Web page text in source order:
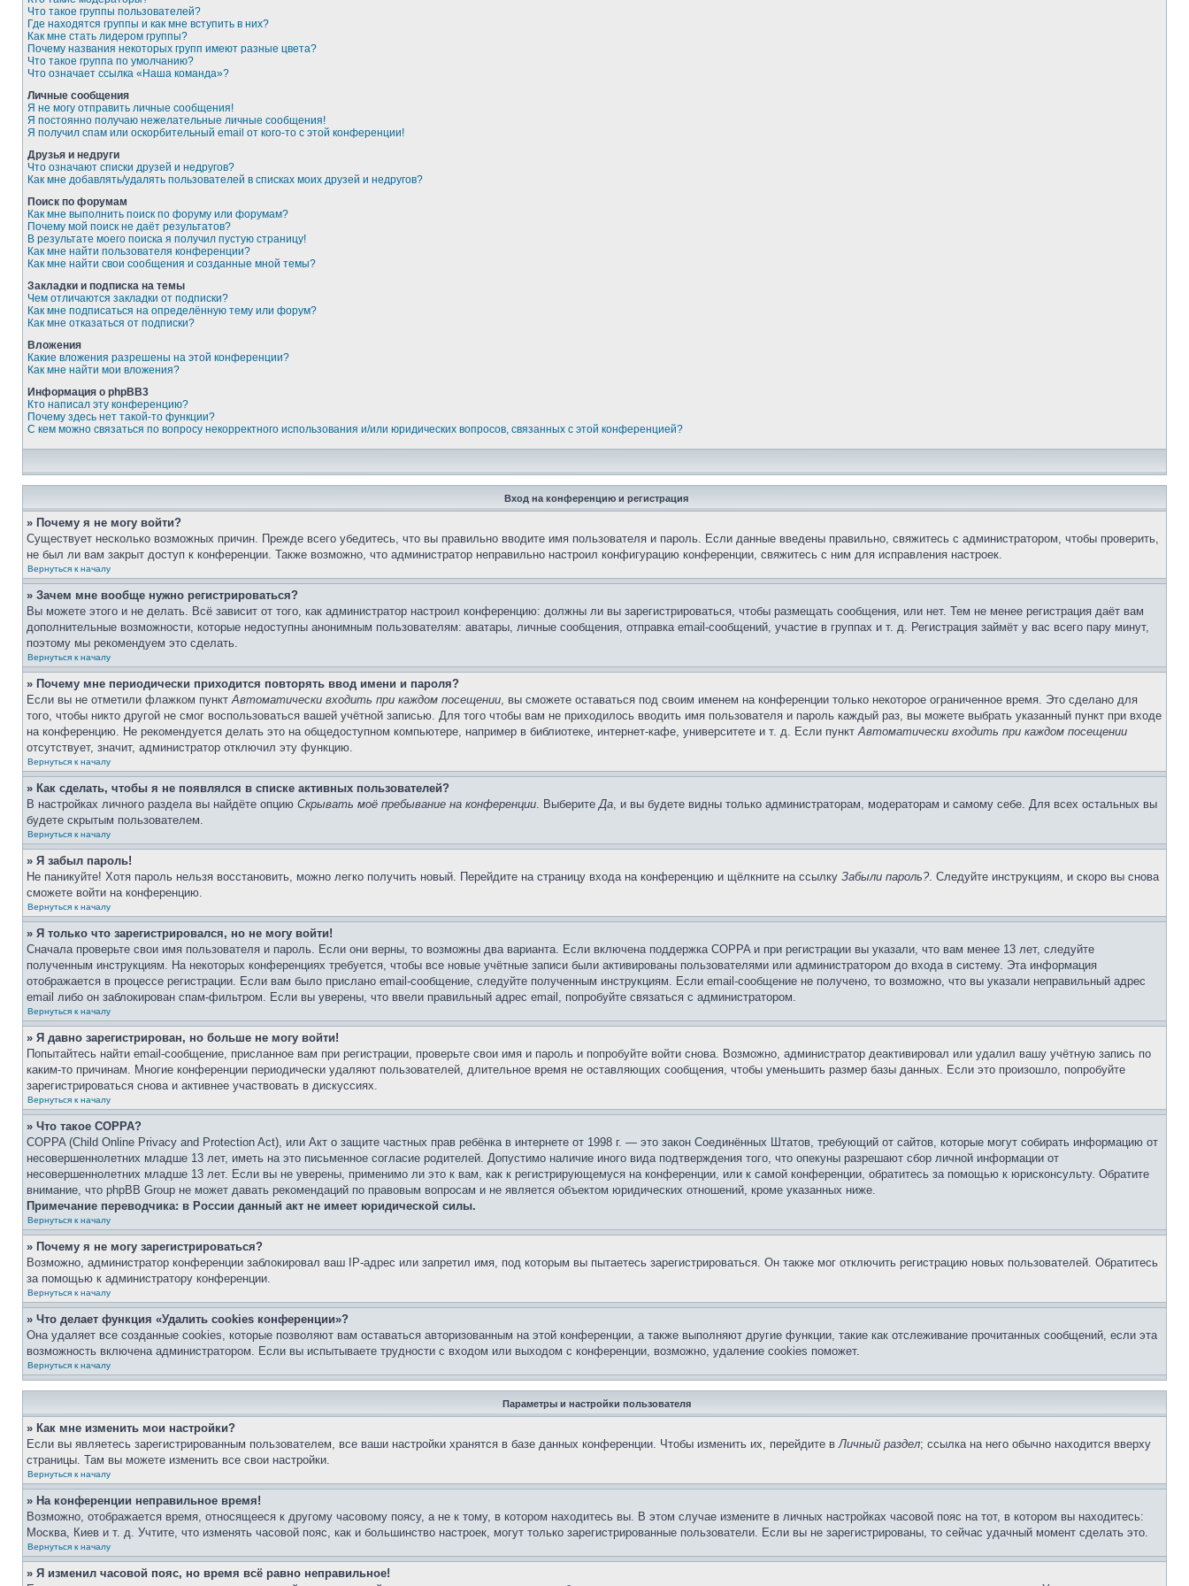
Что такое группы пользователей?
Где находятся группы и как мне вступить в них?
Как мне стать лидером группы?
Почему названия некоторых групп имеют разные цвета?
Что такое группа по умолчанию?
Что означает ссылка «Наша команда»?
Личные сообщения
Я не могу отправить личные сообщения!
Я постоянно получаю нежелательные личные сообщения!
Я получил спам или оскорбительный email от кого-то с этой конференции!
Друзья и недруги
Что означают списки друзей и недругов?
Как мне добавлять/удалять пользователей в списках моих друзей и недругов?
Поиск по форумам
Как мне выполнить поиск по форуму или форумам?
Почему мой поиск не даёт результатов?
В результате моего поиска я получил пустую страницу!
Как мне найти пользователя конференции?
Как мне найти свои сообщения и созданные мной темы?
Закладки и подписка на темы
Чем отличаются закладки от подписки?
Как мне подписаться на определённую тему или форум?
Как мне отказаться от подписки?
Вложения
Какие вложения разрешены на этой конференции?
Как мне найти мои вложения?
Информация о phpBB3
Кто написал эту конференцию?
Почему здесь нет такой-то функции?
С кем можно связаться по вопросу некорректного использования и/или юридических вопросов, связанных с этой конференцией?
Вход на конференцию и регистрация
» Почему я не могу войти?
Существует несколько возможных причин. Прежде всего убедитесь, что вы правильно вводите имя пользователя и пароль. Если данные введены правильно, свяжитесь с администратором, чтобы проверить,
не был ли вам закрыт доступ к конференции. Также возможно, что администратор неправильно настроил конфигурацию конференции, свяжитесь с ним для исправления настроек.
Вернуться к началу
» Зачем мне вообще нужно регистрироваться?
Вы можете этого и не делать. Всё зависит от того, как администратор настроил конференцию: должны ли вы зарегистрироваться, чтобы размещать сообщения, или нет. Тем не менее регистрация даёт вам
дополнительные возможности, которые недоступны анонимным пользователям: аватары, личные сообщения, отправка email-сообщений, участие в группах и т. д. Регистрация займёт у вас всего пару минут,
поэтому мы рекомендуем это сделать.
Вернуться к началу
» Почему мне периодически приходится повторять ввод имени и пароля?
Если вы не отметили флажком пунктАвтоматически входить при каждом посещении, вы сможете оставаться под своим именем на конференции только некоторое ограниченное время. Это сделано для
того, чтобы никто другой не смог воспользоваться вашей учётной записью. Для того чтобы вам не приходилось вводить имя пользователя и пароль каждый раз, вы можете выбрать указанный пункт при входе
на конференцию. Не рекомендуется делать это на общедоступном компьютере, например в библиотеке, интернет-кафе, университете и т. д. Если пунктАвтоматически входить при каждом посещении
отсутствует, значит, администратор отключил эту функцию.
Вернуться к началу
» Как сделать, чтобы я не появлялся в списке активных пользователей?
В настройках личного раздела вы найдёте опцию Скрывать моё пребывание на конференции. ВыберитеДа, и вы будете видны только администраторам, модераторам и самому себе. Для всех остальных вы
будете скрытым пользователем.
Вернуться к началу
» Я забыл пароль!
Не паникуйте! Хотя пароль нельзя восстановить, можно легко получить новый. Перейдите на страницу входа на конференцию и щёлкните на ссылку Забыли пароль?. Следуйте инструкциям, и скоро вы снова
сможете войти на конференцию.
Вернуться к началу
» Я только что зарегистрировался, но не могу войти!
Сначала проверьте свои имя пользователя и пароль. Если они верны, то возможны два варианта. Если включена поддержка COPPA и при регистрации вы указали, что вам менее 13 лет, следуйте
полученным инструкциям. На некоторых конференциях требуется, чтобы все новые учётные записи были активированы пользователями или администратором до входа в систему. Эта информация
отображается в процессе регистрации. Если вам было прислано email-сообщение, следуйте полученным инструкциям. Если email-сообщение не получено, то возможно, что вы указали неправильный адрес
email либо он заблокирован спам-фильтром. Если вы уверены, что ввели правильный адрес email, попробуйте связаться с администратором.
Вернуться к началу
» Я давно зарегистрирован, но больше не могу войти!
Попытайтесь найти email-сообщение, присланное вам при регистрации, проверьте свои имя и пароль и попробуйте войти снова. Возможно, администратор деактивировал или удалил вашу учётную запись по
каким-то причинам. Многие конференции периодически удаляют пользователей, длительное время не оставляющих сообщения, чтобы уменьшить размер базы данных. Если это произошло, попробуйте
зарегистрироваться снова и активнее участвовать в дискуссиях.
Вернуться к началу
» Что такое COPPA?
COPPA (Child Online Privacy and Protection Act), или Акт о защите частных прав ребёнка в интернете от 1998 г. — это закон Соединённых Штатов, требующий от сайтов, которые могут собирать информацию от
несовершеннолетних младше 13 лет, иметь на это письменное согласие родителей. Допустимо наличие иного вида подтверждения того, что опекуны разрешают сбор личной информации от
несовершеннолетних младше 13 лет. Если вы не уверены, применимо ли это к вам, как к регистрирующемуся на конференции, или к самой конференции, обратитесь за помощью к юрисконсульту. Обратите
внимание, что phpBB Group не может давать рекомендаций по правовым вопросам и не является объектом юридических отношений, кроме указанных ниже.
Примечание переводчика: в России данный акт не имеет юридической силы.
Вернуться к началу
» Почему я не могу зарегистрироваться?
Возможно, администратор конференции заблокировал ваш IP-адрес или запретил имя, под которым вы пытаетесь зарегистрироваться. Он также мог отключить регистрацию новых пользователей. Обратитесь
за помощью к администратору конференции.
Вернуться к началу
» Что делает функция «Удалить cookies конференции»?
Она удаляет все созданные cookies, которые позволяют вам оставаться авторизованным на этой конференции, а также выполняют другие функции, такие как отслеживание прочитанных сообщений, если эта
возможность включена администратором. Если вы испытываете трудности с входом или выходом с конференции, возможно, удаление cookies поможет.
Вернуться к началу
Параметры и настройки пользователя
» Как мне изменить мои настройки?
Если вы являетесь зарегистрированным пользователем, все ваши настройки хранятся в базе данных конференции. Чтобы изменить их, перейдите вЛичный раздел; ссылка на него обычно находится вверху
страницы. Там вы можете изменить все свои настройки.
Вернуться к началу
» На конференции неправильное время!
Возможно, отображается время, относящееся к другому часовому поясу, а не к тому, в котором находитесь вы. В этом случае измените в личных настройках часовой пояс на тот, в котором вы находитесь:
Москва, Киев и т. д. Учтите, что изменять часовой пояс, как и большинство настроек, могут только зарегистрированные пользователи. Если вы не зарегистрированы, то сейчас удачный момент сделать это.
Вернуться к началу
» Я изменил часовой пояс, но время всё равно неправильное!